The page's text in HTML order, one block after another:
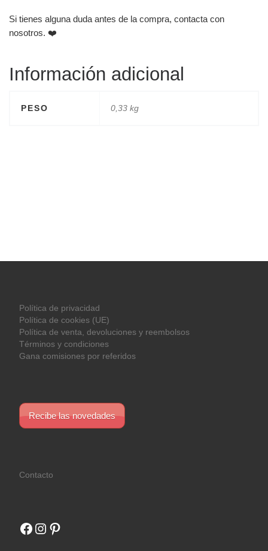
Si tienes alguna duda antes de la compra, contacta con
nosotros. ❤️
Información adicional
PESO 0,33 kg
Política de privacidad
Política de cookies (UE)
Política de venta, devoluciones y reembolsos
Términos y condiciones
Gana comisiones por referidos
Recibe las novedades
Contacto
Facebook
Instagram
Pinterest